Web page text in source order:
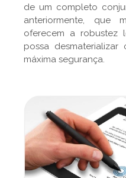
de um completo
anteriormente, que
oferecem a robustez
possa
máxima segurança.